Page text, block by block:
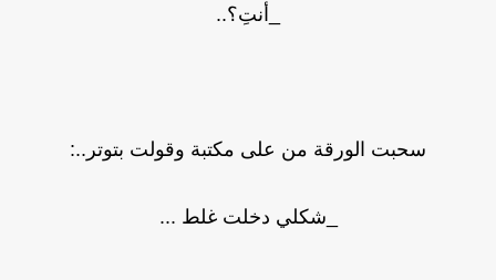
_أنتِ؟..
سحبت الورقة من على مكتبة وقولت بتوتر..:
_شكلي دخلت غلط ...